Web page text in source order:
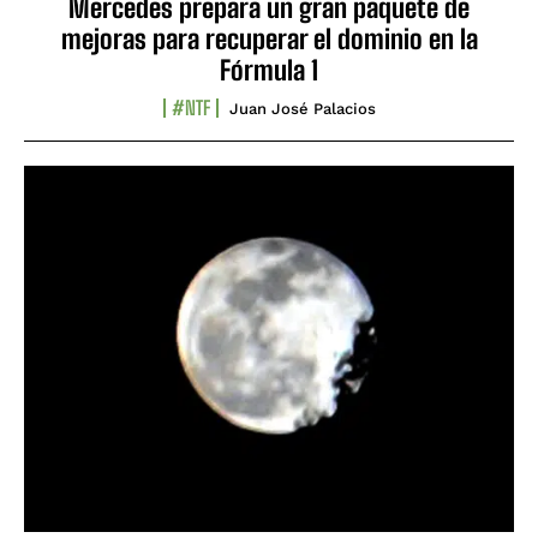
Mercedes prepara un gran paquete de
mejoras para recuperar el dominio en la
Fórmula 1
#NTF Juan José Palacios